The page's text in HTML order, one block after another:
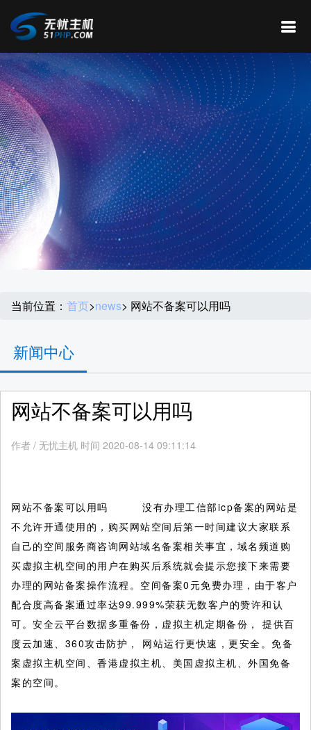
当前位置： 首页>news> 网站不备案可以用吗
新闻中心
网站不备案可以用吗
作者 / 无忧主机 时间 2020-08-14 09:11:14
网站不备案可以用吗 没有办理工信部icp备案的网站是
不允许开通使用的，购买网站空间后第一时间建议大家联系
自己的空间服务商咨询网站域名备案相关事宜，域名频道购
买虚拟主机空间的用户在购买后系统就会提示您接下来需要
办理的网站备案操作流程。空间备案0元免费办理，由于客户
配合度高备案通过率达99.999%荣获无数客户的赞许和认
可。安全云平台数据多重备份，虚拟主机定期备份， 提供百
度云加速、360攻击防护， 网站运行更快速，更安全。免备
案虚拟主机空间、香港虚拟主机、美国虚拟主机、外国免备
案的空间。